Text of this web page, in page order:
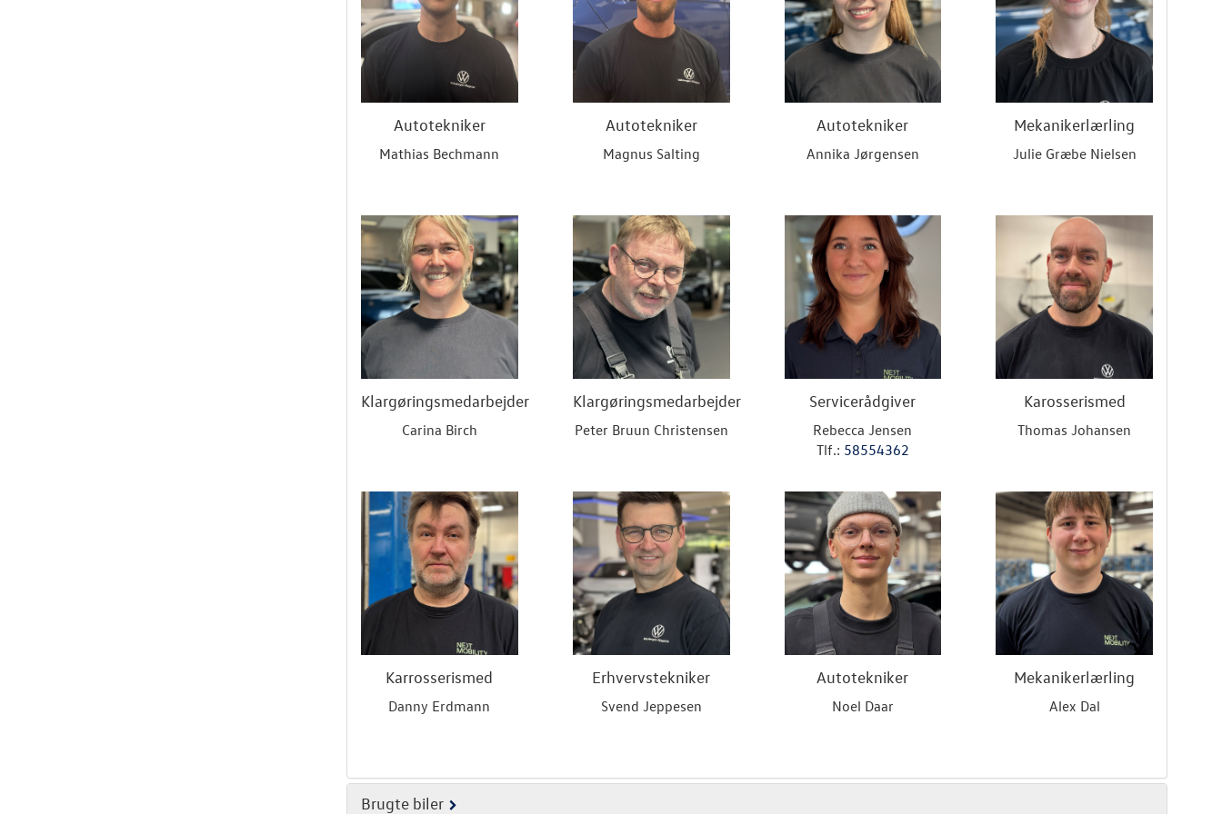
Autotekniker
Mathias Bechmann
Autotekniker
Magnus Salting
Autotekniker
Annika Jørgensen
Mekanikerlærling
Julie Græbe Nielsen
Klargøringsmedarbejder
Carina Birch
Klargøringsmedarbejder
Peter Bruun Christensen
Servicerådgiver
Rebecca Jensen
Tlf.: 58554362
Karosserismed
Thomas Johansen
Karrosserismed
Danny Erdmann
Erhvervstekniker
Svend Jeppesen
Autotekniker
Noel Daar
Mekanikerlærling
Alex Dal
Brugte biler